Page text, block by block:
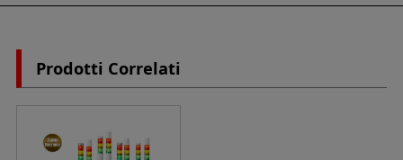
Prodotti Correlati